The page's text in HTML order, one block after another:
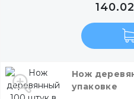
140.02
Нож деревянный 100 штук в
упаковке